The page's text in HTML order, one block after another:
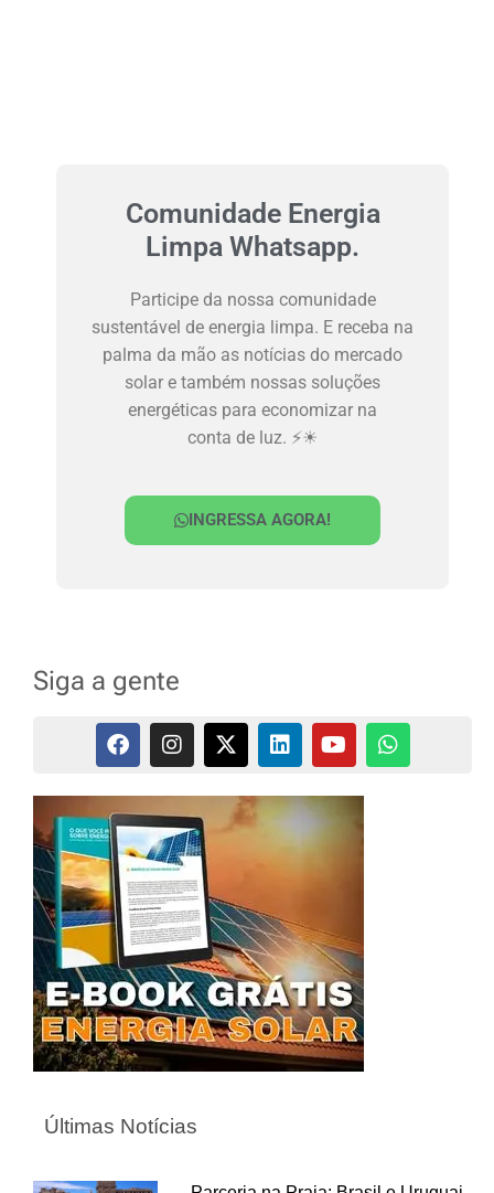
Comunidade Energia
Limpa Whatsapp.
Participe da nossa comunidade
sustentável de energia limpa. E receba na
palma da mão as notícias do mercado
solar e também nossas soluções
energéticas para economizar na
conta de luz. ⚡☀
INGRESSA AGORA!
Siga a gente
Últimas Notícias